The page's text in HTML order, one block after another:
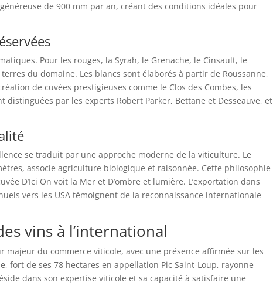
de 900 mm par an, créant des conditions idéales pour
Pour les rouges, la Syrah, le Grenache, le Cinsault, le
du domaine. Les blancs sont élaborés à partir de Roussanne,
de cuvées prestigieuses comme le Clos des Combes, les
distinguées par les experts Robert Parker, Bettane et Desseauve, et
se traduit par une approche moderne de la viticulture. Le
associe agriculture biologique et raisonnée. Cette philosophie
D’Ici On voit la Mer et D’ombre et lumière. L’exportation dans
vers les USA témoignent de la reconnaissance internationale
vins à l’international
majeur du commerce viticole, avec une présence affirmée sur les
fort de ses 78 hectares en appellation Pic Saint-Loup, rayonne
dans son expertise viticole et sa capacité à satisfaire une